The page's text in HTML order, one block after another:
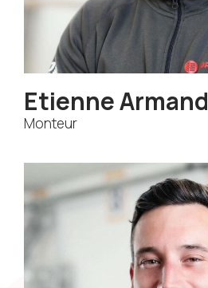
Etienne Armand
Monteur